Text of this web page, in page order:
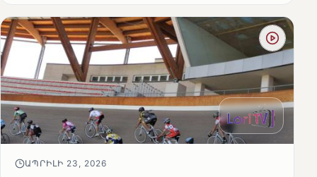
ԱՊՐԻԼԻ 23, 2026